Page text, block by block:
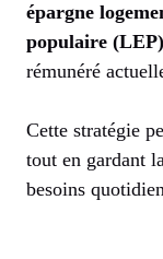
épargne
populaire (LEP)
rémunéré
Cette stratégie
tout en gardant
besoins